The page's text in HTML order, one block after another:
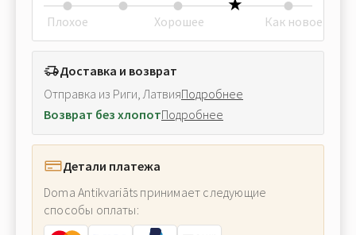
Плохое Хорошее Как новое
Доставка и возврат
Отправка из Риги, ЛатвияПодробнее
Возврат без хлопотПодробнее
Детали платежа
Doma Antikvariāts принимает следующие
способы оплаты: